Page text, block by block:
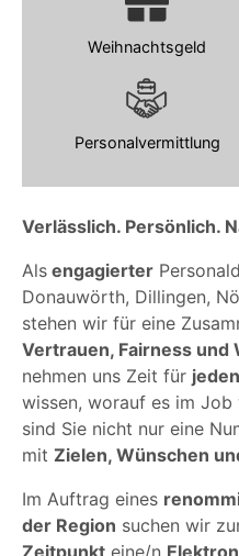
Verlässlich. Persönlich.
Als engagierter
Donauwörth, Dillingen,
stehen wir für eine
Vertrauen, Fairness und
nehmen uns Zeit für
wissen, worauf es im
sind Sie nicht nur eine
mit Zielen, Wünschen
Im Auftrag eines
der Region suchen wir
Weihnachtsgeld
Personalvermittlung